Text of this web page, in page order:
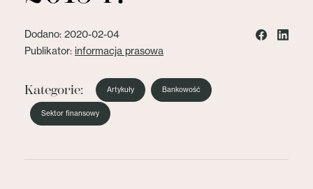
Dodano: 2020-02-04
Publikator: informacja prasowa
Kategorie: Artykuły Bankowość
Sektor finansowy